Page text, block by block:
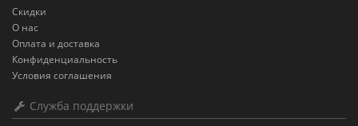
Скидки
О нас
Оплата и доставка
Конфиденциальность
Условия соглашения
Служба поддержки